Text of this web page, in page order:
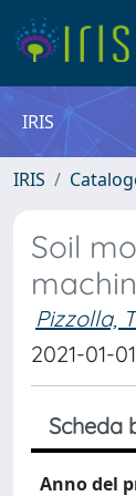
IRIS
IRIS
Soil
Pizzolla,
2021-01-01
Scheda
Anno del